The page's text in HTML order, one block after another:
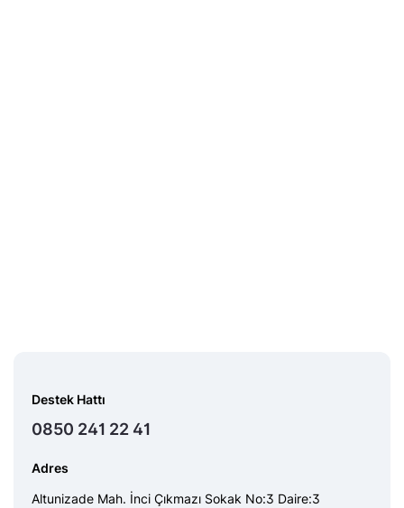
Destek Hattı
0850 241 22 41
Adres
Altunizade Mah. İnci Çıkmazı Sokak No:3 Daire:3